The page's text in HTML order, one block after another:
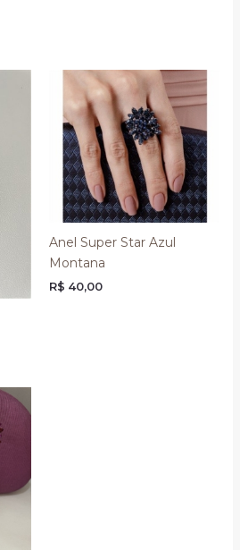
Anel Super Star Azul
Montana
R$ 40,00